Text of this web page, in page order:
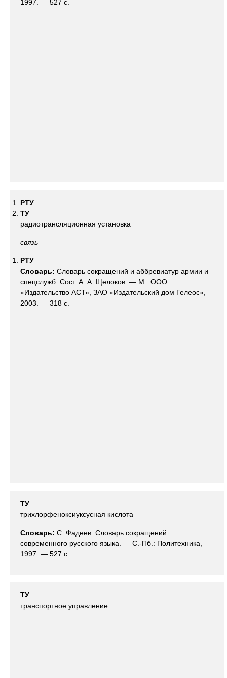
1997. — 527 с.
РТУ
ТУ
радиотрансляционная установка
связь
РТУ
Словарь: Словарь сокращений и аббревиатур армии и
спецслужб. Сост. А. А. Щелоков. — М.: ООО
«Издательство АСТ», ЗАО «Издательский дом Гелеос»,
2003. — 318 с.
ТУ
трихлорфеноксиуксусная кислота
Словарь: С. Фадеев. Словарь сокращений
современного русского языка. — С.-Пб.: Политехника,
1997. — 527 с.
ТУ
транспортное управление